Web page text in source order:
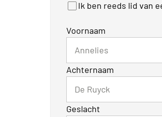
Ik ben reeds lid van
Voornaam
Achternaam
Geslacht